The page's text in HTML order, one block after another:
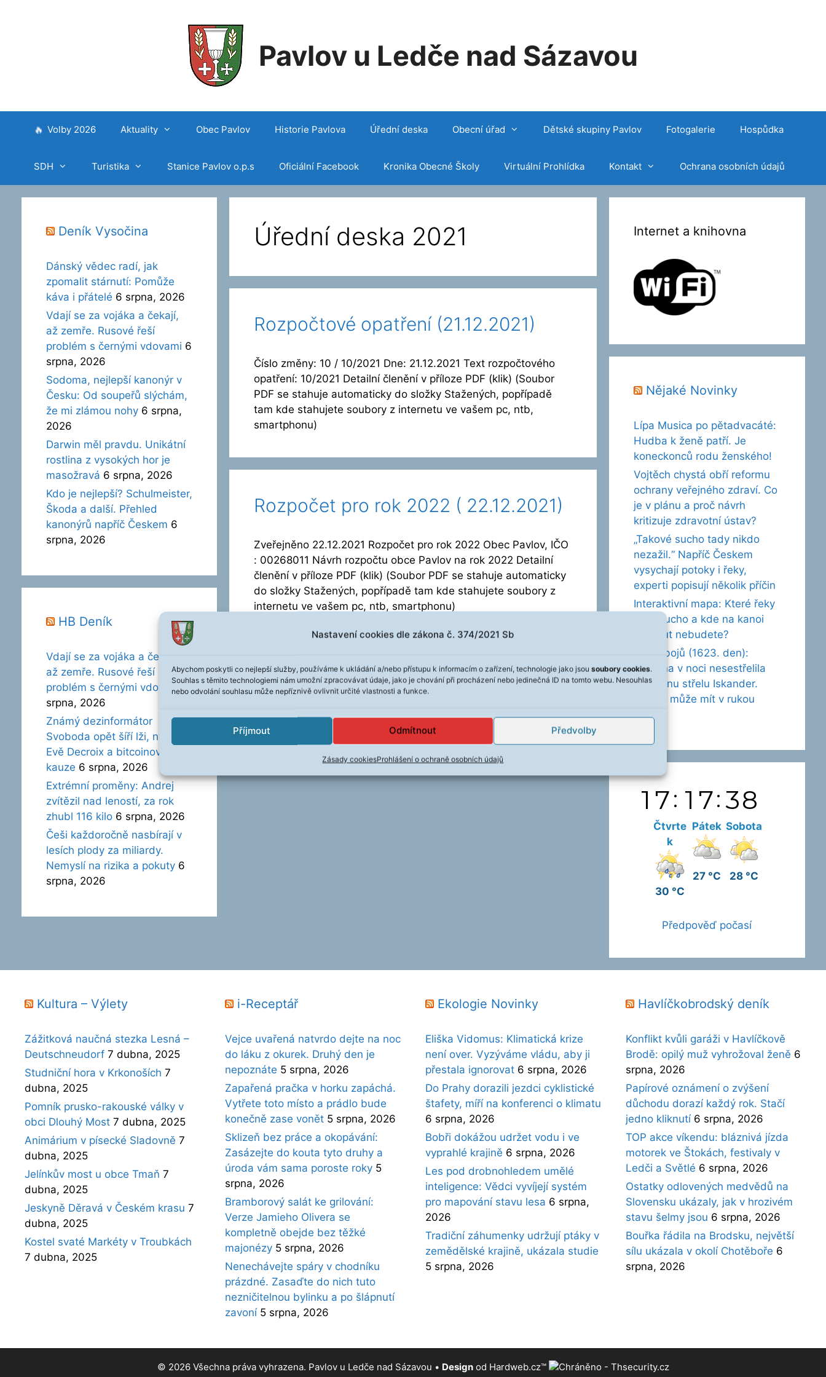
Nastavení cookies dle zákona č. 374/2021 Sb
Abychom poskytli co nejlepší služby, používáme k ukládání a/nebo přístupu k informacím o zařízení, technologie jako jsou soubory cookies.
Souhlas s těmito technologiemi nám umožní zpracovávat údaje, jako je chování při procházení nebo jedinečná ID na tomto webu. Nesouhlas
nebo odvolání souhlasu může nepříznivě ovlivnit určité vlastnosti a funkce.
Příjmout Odmítnout Předvolby
Zásady cookiesProhlášení o ochraně osobních údajů
Pavlov u Ledče nad Sázavou
Volby 2026 Aktuality Obec Pavlov Historie Pavlova Úřední deska Obecní úřad Dětské skupiny Pavlov Fotogalerie Hospůdka
SDH Turistika Stanice Pavlov o.p.s Oficiální Facebook Kronika Obecné Školy Virtuální Prohlídka Kontakt Ochrana osobních údajů
Úřední deska 2021
Rozpočtové opatření (21.12.2021)
Číslo změny: 10 / 10/2021 Dne: 21.12.2021 Text rozpočtového
opatření: 10/2021 Detailní členění v příloze PDF (klik) (Soubor
PDF se stahuje automaticky do složky Stažených, popřípadě
tam kde stahujete soubory z internetu ve vašem pc, ntb,
smartphonu)
Rozpočet pro rok 2022 ( 22.12.2021)
Zveřejněno 22.12.2021 Rozpočet pro rok 2022 Obec Pavlov, IČO
: 00268011 Návrh rozpočtu obce Pavlov na rok 2022 Detailní
členění v příloze PDF (klik) (Soubor PDF se stahuje automaticky
do složky Stažených, popřípadě tam kde stahujete soubory z
internetu ve vašem pc, ntb, smartphonu)
1 2 … 5 Další→
Deník Vysočina
Dánský vědec radí, jak
zpomalit stárnutí: Pomůže
káva i přátelé 6 srpna, 2026
Vdají se za vojáka a čekají,
až zemře. Rusové řeší
problém s černými vdovami 6
srpna, 2026
Sodoma, nejlepší kanonýr v
Česku: Od soupeřů slýchám,
že mi zlámou nohy 6 srpna,
2026
Darwin měl pravdu. Unikátní
rostlina z vysokých hor je
masožravá 6 srpna, 2026
Kdo je nejlepší? Schulmeister,
Škoda a další. Přehled
kanonýrů napříč Českem 6
srpna, 2026
HB Deník
Vdají se za vojáka a čekají,
až zemře. Rusové řeší
problém s černými vdovami 6
srpna, 2026
Známý dezinformátor
Svoboda opět šíří lži, nyní o
Evě Decroix a bitcoinové
kauze 6 srpna, 2026
Extrémní proměny: Andrej
zvítězil nad leností, za rok
zhubl 116 kilo 6 srpna, 2026
Češi každoročně nasbírají v
lesích plody za miliardy.
Nemyslí na rizika a pokuty 6
srpna, 2026
Internet a knihovna
Nějaké Novinky
Lípa Musica po pětadvacáté:
Hudba k ženě patří. Je
koneckonců rodu ženského!
Vojtěch chystá obří reformu
ochrany veřejného zdraví. Co
je v plánu a proč návrh
kritizuje zdravotní ústav?
„Takové sucho tady nikdo
nezažil.“ Napříč Českem
vysychají potoky i řeky,
experti popisují několik příčin
Interaktivní mapa: Které řeky
trápí sucho a kde na kanoi
drhnout nebudete?
Vývoj bojů (1623. den):
Ukrajina v noci nesestřelila
ani jednu střelu Iskander.
Řešení může mít v rukou
Musk
Čtvrte
k
30 °C
Pátek
27 °C
Sobota
28 °C
Předpověď počasí
Kultura – Výlety
Zážitková naučná stezka Lesná –
Deutschneudorf 7 dubna, 2025
Studniční hora v Krkonoších 7
dubna, 2025
Pomník prusko-rakouské války v
obci Dlouhý Most 7 dubna, 2025
Animárium v písecké Sladovně 7
dubna, 2025
Jelínkův most u obce Tmaň 7
dubna, 2025
Jeskyně Děravá v Českém krasu 7
dubna, 2025
Kostel svaté Markéty v Troubkách
7 dubna, 2025
i-Receptář
Vejce uvařená natvrdo dejte na noc
do láku z okurek. Druhý den je
nepoznáte 5 srpna, 2026
Zapařená pračka v horku zapáchá.
Vytřete toto místo a prádlo bude
konečně zase vonět 5 srpna, 2026
Sklizeň bez práce a okopávání:
Zasázejte do kouta tyto druhy a
úroda vám sama poroste roky 5
srpna, 2026
Bramborový salát ke grilování:
Verze Jamieho Olivera se
kompletně obejde bez těžké
majonézy 5 srpna, 2026
Nenechávejte spáry v chodníku
prázdné. Zasaďte do nich tuto
nezničitelnou bylinku a po šlápnutí
zavoní 5 srpna, 2026
Ekologie Novinky
Eliška Vidomus: Klimatická krize
není over. Vyzýváme vládu, aby ji
přestala ignorovat 6 srpna, 2026
Do Prahy dorazili jezdci cyklistické
štafety, míří na konferenci o klimatu
6 srpna, 2026
Bobři dokážou udržet vodu i ve
vyprahlé krajině 6 srpna, 2026
Les pod drobnohledem umělé
inteligence: Vědci vyvíjejí systém
pro mapování stavu lesa 6 srpna,
2026
Tradiční záhumenky udržují ptáky v
zemědělské krajině, ukázala studie
5 srpna, 2026
Havlíčkobrodský deník
Konflikt kvůli garáži v Havlíčkově
Brodě: opilý muž vyhrožoval ženě 6
srpna, 2026
Papírové oznámení o zvýšení
důchodu dorazí každý rok. Stačí
jedno kliknutí 6 srpna, 2026
TOP akce víkendu: bláznivá jízda
motorek ve Štokách, festivaly v
Ledči a Světlé 6 srpna, 2026
Ostatky odlovených medvědů na
Slovensku ukázaly, jak v hrozivém
stavu šelmy jsou 6 srpna, 2026
Bouřka řádila na Brodsku, největší
sílu ukázala v okolí Chotěboře 6
srpna, 2026
© 2026 Všechna práva vyhrazena. Pavlov u Ledče nad Sázavou • Designod Hardweb.cz™ Chráněno - Thsecurity.cz